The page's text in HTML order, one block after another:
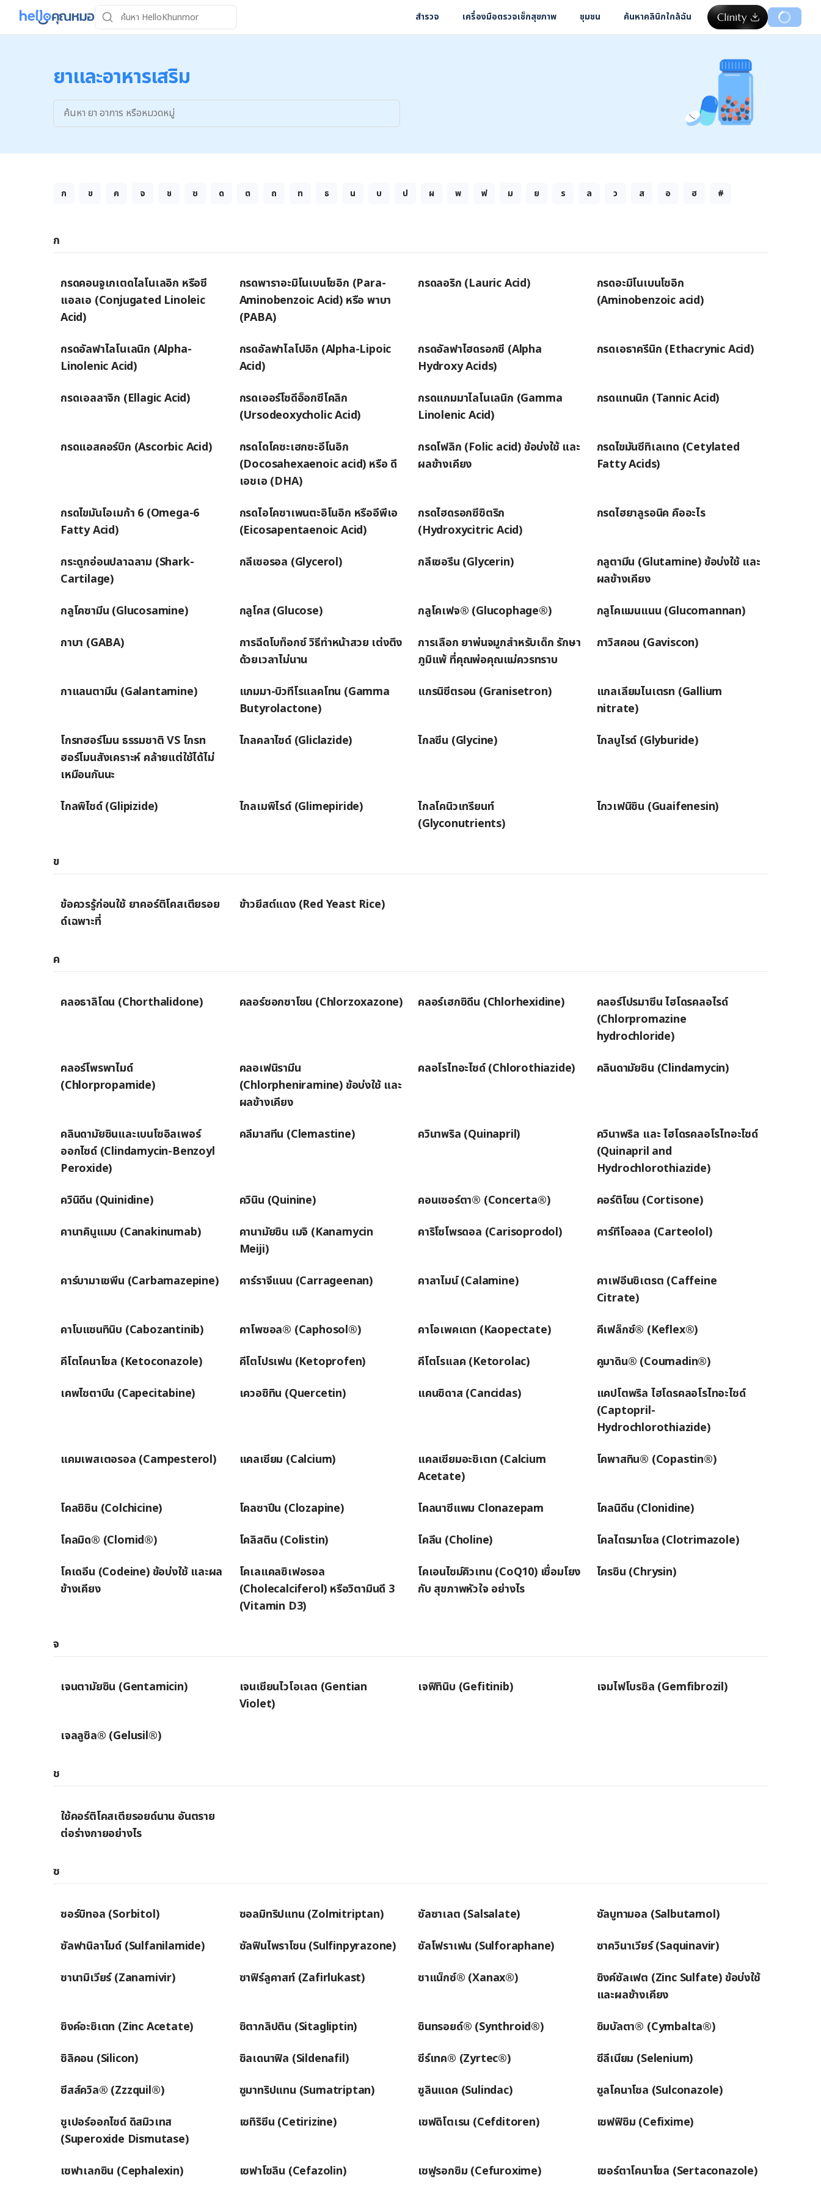
สำรวจ เครื่องมือตรวจเช็กสุขภาพ ชุมชน ค้นหาคลินิกใกล้ฉัน
ยาและอาหารเสริม
ก
กรดคอนจูเกเตดไลโนเลอิก หรือซี
แอลเอ (Conjugated Linoleic
Acid)
กรดพาราอะมิโนเบนโซอิก (Para-
Aminobenzoic Acid) หรือ พาบา
(PABA)
กรดลอริก (Lauric Acid)
กรดอะมิโนเบนโซอิก
(Aminobenzoic acid)
กรดอัลฟาไลโนเลนิก (Alpha-
Linolenic Acid)
กรดอัลฟาไลโปอิก (Alpha-Lipoic
Acid)
กรดอัลฟาไฮดรอกซี (Alpha
Hydroxy Acids)
กรดเอธาครีนิก (Ethacrynic Acid)
กรดเอลลาจิก (Ellagic Acid)
กรดเออร์โซดีอ็อกซีโคลิก
(Ursodeoxycholic Acid)
กรดแกมมาไลโนเลนิก (Gamma
Linolenic Acid)
กรดแทนนิก (Tannic Acid)
กรดแอสคอร์บิก (Ascorbic Acid)
กรดโดโคซะเฮกซะอีโนอิก
(Docosahexaenoic acid) หรือ ดี
เอชเอ (DHA)
กรดโฟลิก (Folic acid) ข้อบ่งใช้ และ
ผลข้างเคียง
กรดไขมันซีทิเลเทด (Cetylated
Fatty Acids)
กรดไขมันโอเมก้า 6 (Omega-6
Fatty Acid)
กรดไอโคซาเพนตะอิโนอิก หรืออีพีเอ
(Eicosapentaenoic Acid)
กรดไฮดรอกซีซิตริก
(Hydroxycitric Acid)
กรดไฮยาลูรอนิค คืออะไร
กระดูกอ่อนปลาฉลาม (Shark-
Cartilage)
กลีเซอรอล (Glycerol) กลีเซอรีน (Glycerin)
กลูตามีน (Glutamine) ข้อบ่งใช้ และ
ผลข้างเคียง
กลูโคซามีน (Glucosamine)
กลูโคส (Glucose) กลูโคเฟจ® (Glucophage®)
กลูโคแมนแนน (Glucomannan)
กาบา (GABA)
การฉีดโบท็อกซ์ วิธีทำหน้าสวย เต่งตึง
ด้วยเวลาไม่นาน
การเลือก ยาพ่นจมูกสำหรับเด็ก รักษา
ภูมิแพ้ ที่คุณพ่อคุณแม่ควรทราบ
กาวิสคอน (Gaviscon)
กาแลนตามีน (Galantamine)
แกมมา-บิวทีโรแลคโทน (Gamma
Butyrolactone)
แกรนิซีตรอน (Granisetron)
แกลเลียมไนเตรท (Gallium
nitrate)
โกรทฮอร์โมน ธรรมชาติ VS โกรท
ฮอร์โมนสังเคราะห์ คล้ายแต่ใช้ได้ไม่
เหมือนกันนะ
ไกลคลาไซด์ (Gliclazide) ไกลซีน (Glycine) ไกลบูไรด์ (Glyburide)
ไกลพิไซด์ (Glipizide) ไกลเมพิไรด์ (Glimepiride)
ไกลโคนิวเทรียนท์
(Glyconutrients)
ไกวเฟนิซิน (Guaifenesin)
ข
ข้อควรรู้ก่อนใช้ ยาคอร์ติโคสเตียรอย
ด์เฉพาะที่
ข้าวยีสต์แดง (Red Yeast Rice)
ค
คลอธาลิโดน (Chorthalidone) คลอร์ซอกซาโซน (Chlorzoxazone) คลอร์เฮกซิดีน (Chlorhexidine)
คลอร์โปรมาซีน ไฮโดรคลอไรด์
(Chlorpromazine
hydrochloride)
คลอร์โพรพาไมด์
(Chlorpropamide)
คลอเฟนิรามีน
(Chlorpheniramine) ข้อบ่งใช้ และ
ผลข้างเคียง
คลอโรไทอะไซด์ (Chlorothiazide) คลินดามัยซิน (Clindamycin)
คลินดามัยซินและเบนโซอิลเพอร์
ออกไซด์ (Clindamycin-Benzoyl
Peroxide)
คลีมาสทีน (Clemastine) ควินาพริล (Quinapril)
ควินาพริล และ ไฮโดรคลอโรไทอะไซด์
(Quinapril and
Hydrochlorothiazide)
ควินิดีน (Quinidine)
ควินิน (Quinine) คอนเซอร์ตา® (Concerta®)
คอร์ติโซน (Cortisone)
คานาคินูแมบ (Canakinumab)
คานามัยซิน เมจิ (Kanamycin
Meiji)
คาริโซโพรดอล (Carisoprodol) คาร์ทีโอลอล (Carteolol)
คาร์บามาเซพีน (Carbamazepine) คาร์ราจีแนน (Carrageenan) คาลาไมน์ (Calamine)
คาเฟอีนซิเตรต (Caffeine
Citrate)
คาโบแซนทินิบ (Cabozantinib)
คาโพซอล® (Caphosol®) คาโอเพคเตท (Kaopectate)
คีเฟล็กซ์® (Keflex®)
คีโตโคนาโซล (Ketoconazole)
คีโตโปรเฟน (Ketoprofen) คีโตโรแลค (Ketorolac)
คูมาดิน® (Coumadin®)
เคพไซตาบีน (Capecitabine)
เควอซิทิน (Quercetin) แคนซิดาส (Cancidas)
แคปโตพริล ไฮโดรคลอโรไทอะไซด์
(Captopril-
Hydrochlorothiazide)
แคมเพสเตอรอล (Campesterol)
แคลเซียม (Calcium)
แคลเซียมอะซิเตท (Calcium
Acetate)
โคพาสทิน® (Copastin®)
โคลชิซิน (Colchicine) โคลซาปีน (Clozapine) โคลนาซีแพม Clonazepam
โคลนิดีน (Clonidine)
โคลมิด® (Clomid®)
โคลิสติน (Colistin) โคลีน (Choline)
โคลไตรมาโซล (Clotrimazole)
โคเดอีน (Codeine) ข้อบ่งใช้ และผล
ข้างเคียง
โคเลแคลซิเฟอรอล
(Cholecalciferol) หรือวิตามินดี 3
(Vitamin D3)
โคเอนไซม์คิวเทน (CoQ10) เชื่อมโยง
กับ สุขภาพหัวใจ อย่างไร
ไครซิน (Chrysin)
จ
เจนตามัยซิน (Gentamicin)
เจนเชียนไวโอเลต (Gentian
Violet)
เจฟิทินิบ (Gefitinib) เจมไฟโบรซิล (Gemfibrozil)
เจลลูซิล® (Gelusil®)
ช
ใช้คอร์ติโคสเตียรอยด์นาน อันตราย
ต่อร่างกายอย่างไร
ซ
ซอร์บิทอล (Sorbitol) ซอลมิทริปแทน (Zolmitriptan) ซัลซาเลต (Salsalate)
ซัลบูทามอล (Salbutamol)
ซัลฟานิลาไมด์ (Sulfanilamide)
ซัลฟินไพราโซน (Sulfinpyrazone) ซัลโฟราเฟน (Sulforaphane)
ซาควินาเวียร์ (Saquinavir)
ซานามิเวียร์ (Zanamivir)
ซาฟิร์ลูคาสท์ (Zafirlukast) ซาแน็กซ์® (Xanax®)
ซิงค์ซัลเฟต (Zinc Sulfate) ข้อบ่งใช้
และผลข้างเคียง
ซิงค์อะซิเตท (Zinc Acetate)
ซิตากลิปติน (Sitagliptin) ซินทรอยด์® (Synthroid®)
ซิมบัลตา® (Cymbalta®)
ซิลิคอน (Silicon)
ซิลเดนาฟิล (Sildenafil) ซีร์เทค® (Zyrtec®)
ซีลีเนียม (Selenium)
ซีสส์ควิล® (Zzzquil®)
ซูมาทริปแทน (Sumatriptan) ซูลินแดค (Sulindac)
ซูลโคนาโซล (Sulconazole)
ซูเปอร์ออกไซด์ ดิสมิวเทส
(Superoxide Dismutase)
เซทิริซีน (Cetirizine) เซฟดิโตเรน (Cefditoren) เซฟฟิซิม (Cefixime)
เซฟาเลกซิน (Cephalexin) เซฟาโซลิน (Cefazolin) เซฟูรอกซิม (Cefuroxime) เซอร์ตาโคนาโซล (Sertaconazole)
ก ข ค จ ช ซ ด ต ถ ท ธ น บ ป ผ พ ฟ ม ย ร ล ว ส อ ฮ #